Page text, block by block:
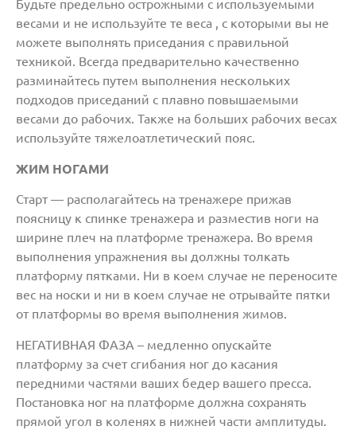
Будьте предельно острожными с используемыми
весами и не используйте те веса , с которыми вы не
можете выполнять приседания с правильной
техникой. Всегда предварительно качественно
разминайтесь путем выполнения нескольких
подходов приседаний с плавно повышаемыми
весами до рабочих. Также на больших рабочих весах
используйте тяжелоатлетический пояс.
ЖИМ НОГАМИ
Старт — располагайтесь на тренажере прижав
поясницу к спинке тренажера и разместив ноги на
ширине плеч на платформе тренажера. Во время
выполнения упражнения вы должны толкать
платформу пятками. Ни в коем случае не переносите
вес на носки и ни в коем случае не отрывайте пятки
от платформы во время выполнения жимов.
НЕГАТИВНАЯ ФАЗА – медленно опускайте
платформу за счет сгибания ног до касания
передними частями ваших бедер вашего пресса.
Постановка ног на платформе должна сохранять
прямой угол в коленях в нижней части амплитуды.